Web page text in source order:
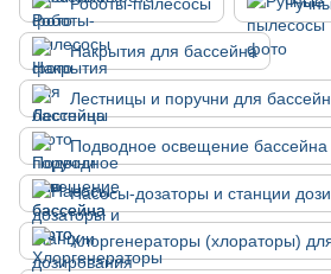
Накрытия для бассейна
Лестницы и поручни для
Подводное освещение бассейна
Хлоргенераторы (хлораторы)